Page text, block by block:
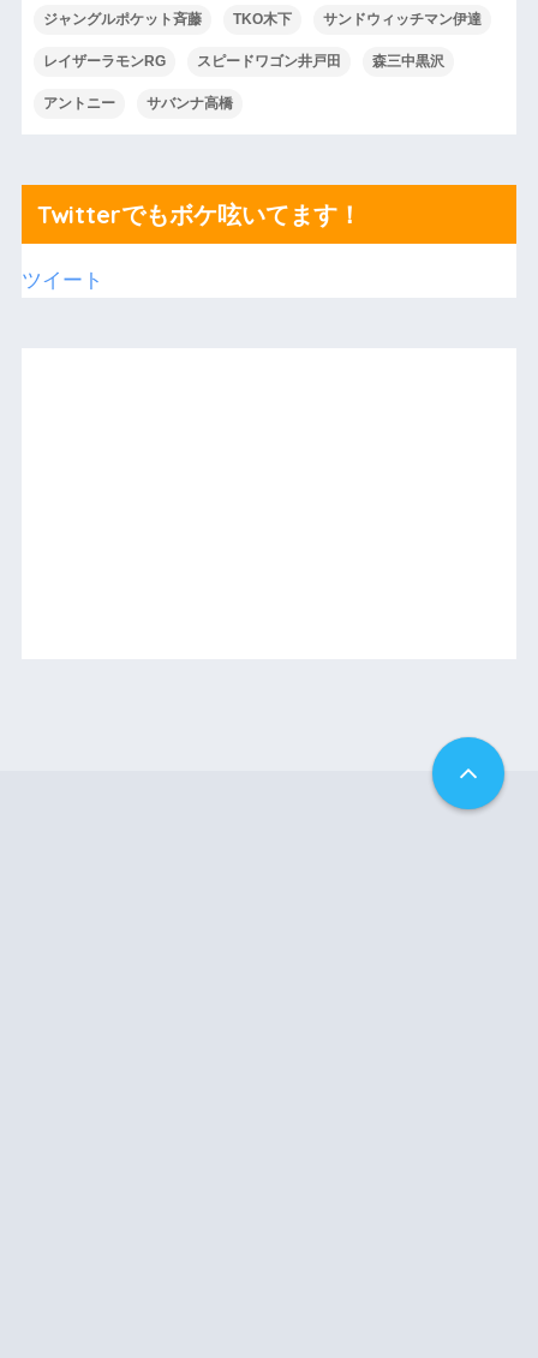
ジャングルポケット斉藤 TKO木下 サンドウィッチマン伊達
レイザーラモンRG スピードワゴン井戸田 森三中黒沢
アントニー サバンナ高橋
Twitterでもボケ呟いてます！
ツイート